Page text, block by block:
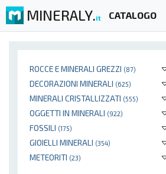
MINERALY.it CATALOGO
ROCCE E MINERALI GREZZI (87)
DECORAZIONI MINERALI (625)
MINERALI CRISTALLIZZATI (555)
OGGETTI IN MINERALI (922)
FOSSILI (175)
GIOIELLI MINERALI (354)
METEORITI (23)